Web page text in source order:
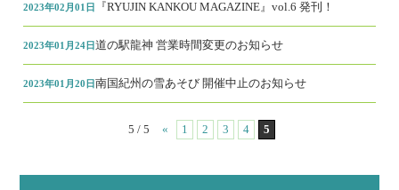
2023年02月01日 『RYUJIN KANKOU MAGAZINE』vol.6 発刊！
2023年01月24日道の駅龍神 営業時間変更のお知らせ
2023年01月20日南国紀州の雪あそび 開催中止のお知らせ
5 / 5 « 1 2 3 4 5